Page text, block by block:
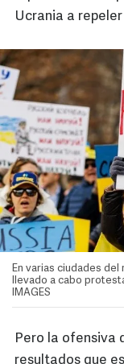
Ucrania a
En varias ciudades
llevado a cabo
IMAGES
Pero la ofensiva
resultados que